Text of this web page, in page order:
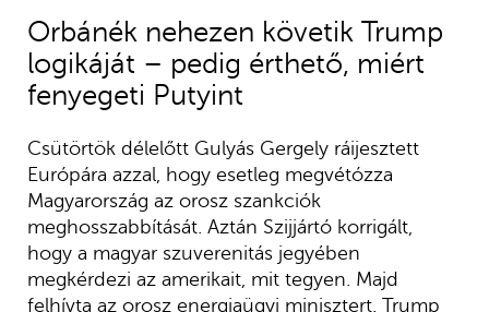
Orbánék nehezen követik Trump
logikáját – pedig érthető, miért
fenyegeti Putyint
Csütörtök délelőtt Gulyás Gergely ráijesztett
Európára azzal, hogy esetleg megvétózza
Magyarország az orosz szankciók
meghosszabbítását. Aztán Szijjártó korrigált,
hogy a magyar szuverenitás jegyében
megkérdezi az amerikait, mit tegyen. Majd
felhívta az orosz energiaügyi minisztert. Trump